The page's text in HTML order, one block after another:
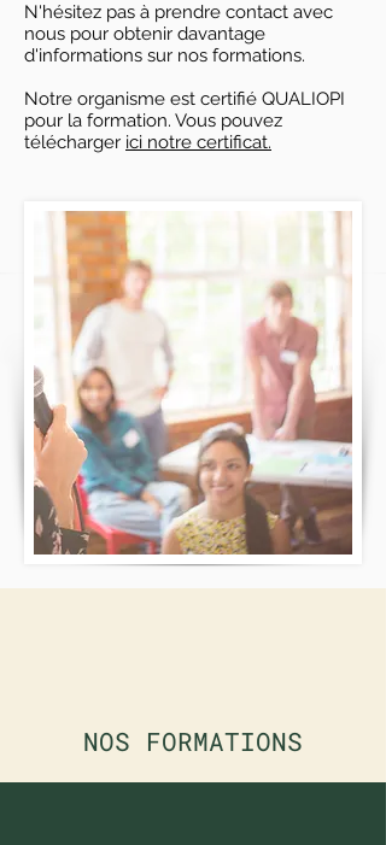
N'hésitez pas à prendre contact avec
nous pour obtenir davantage
d'informations sur nos formations.
Notre organisme est certifié QUALIOPI
pour la formation. Vous pouvez
télécharger ici notre certificat.
NOS FORMATIONS